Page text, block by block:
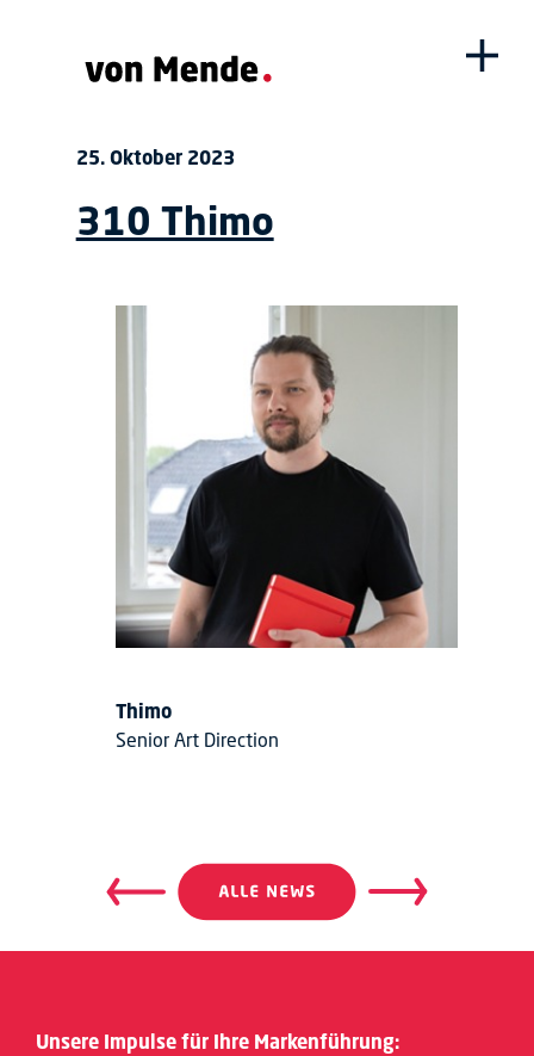
25. Oktober 2023
310 Thimo
Thimo
Senior Art Direction
Beitragsnavigation
Unsere Impulse für Ihre Markenführung: